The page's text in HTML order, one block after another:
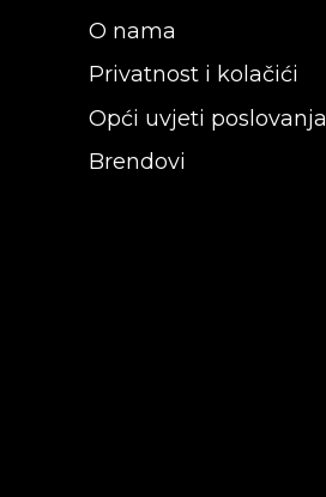
O nama
Privatnost i kolačići
Opći uvjeti poslovanja
Brendovi